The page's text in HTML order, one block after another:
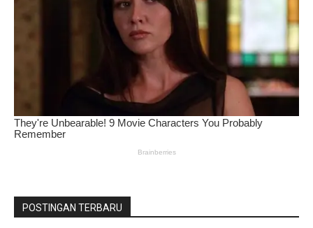
POSTINGAN TERBARU